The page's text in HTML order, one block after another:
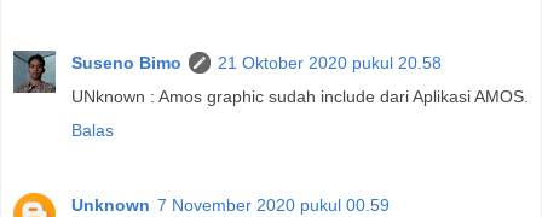
Suseno Bimo
21 Oktober 2020 pukul 20.58
UNknown : Amos graphic sudah include dari Aplikasi AMOS.
Balas
Unknown 7 November 2020 pukul 00.59